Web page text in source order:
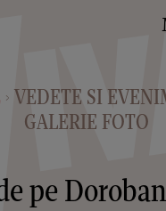
> VEDETE SI
GALERIE FOTO
pe